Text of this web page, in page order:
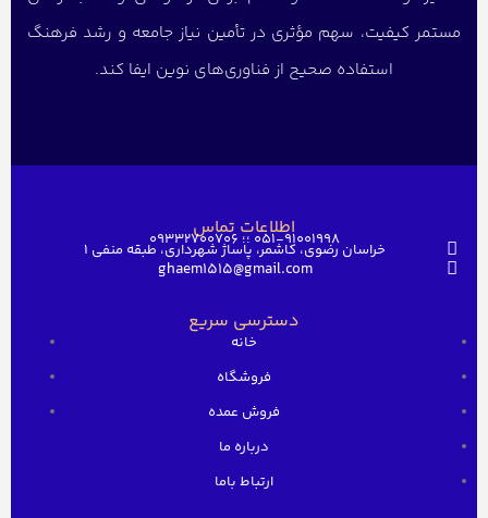
مستمر کیفیت، سهم مؤثری در تأمین نیاز جامعه و رشد فرهنگ
استفاده صحیح از فناوری‌های نوین ایفا کند.
اطلاعات تماس051-91001998 ؛؛ 09332700706
خراسان رضوی، کاشمر، پاساژ شهرداری، طبقه منفی ۱
ghaem1515@gmail.com
دسترسی سریع
خانه
فروشگاه
فروش عمده
درباره ما
ارتباط باما